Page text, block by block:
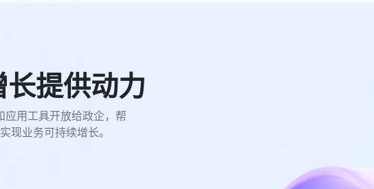
提供动力
用工具开放给政企，帮
现业务可持续增长。